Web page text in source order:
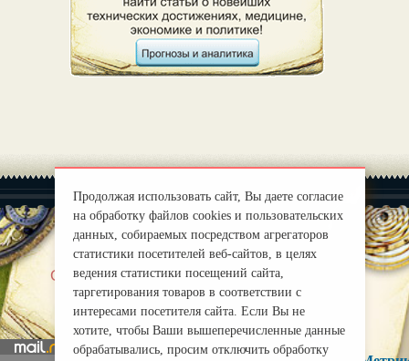
О нас |
mirprognoz@mail.ru
Продолжая использовать сайт, Вы даете согласие
на обработку файлов cookies и пользовательских
данных, собираемых посредством агрегаторов
статистики посетителей веб-сайтов, в целях
ведения статистики посещений сайта,
таргетирования товаров в соответствии с
интересами посетителя сайта. Если Вы не
хотите, чтобы Ваши вышеперечисленные данные
обрабатывались, просим отключить обработку